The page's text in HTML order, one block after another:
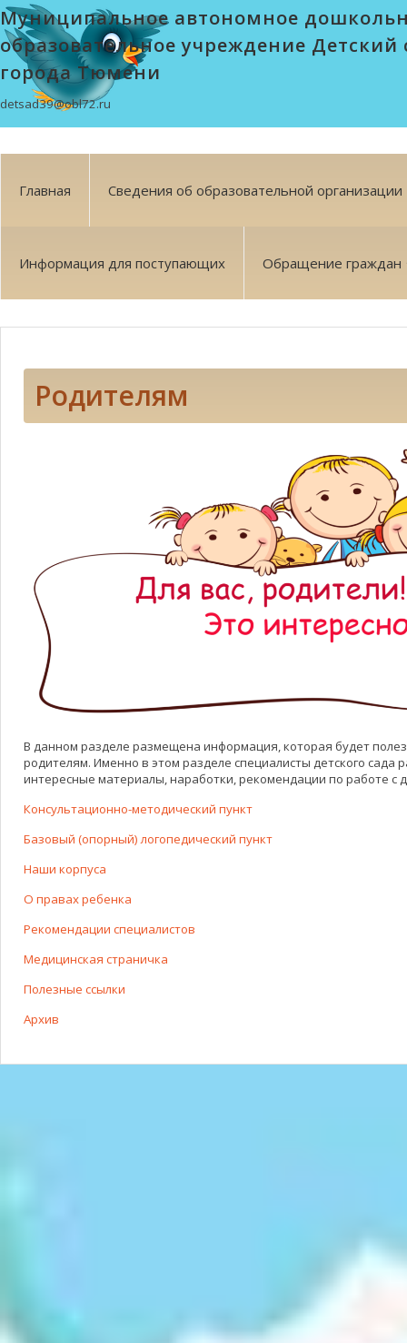
Муниципальное автономное
образовательное учреждение Детский
города Тюмени
detsad39@obl72.ru
Главная Сведения об образовательной организации
Информация для поступающих Обращение граждан
Родителям
В данном разделе размещена информация, которая будет
родителям. Именно в этом разделе специалисты детского сада
интересные материалы, наработки, рекомендации по работе с
Консультационно-методический пункт
Базовый (опорный) логопедический пункт
Наши корпуса
О правах ребенка
Рекомендации специалистов
Медицинская страничка
Полезные ссылки
Архив